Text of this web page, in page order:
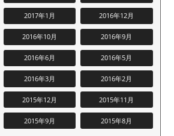
2017年1月 2016年12月
2016年10月 2016年9月
2016年6月 2016年5月
2016年3月 2016年2月
2015年12月 2015年11月
2015年9月 2015年8月